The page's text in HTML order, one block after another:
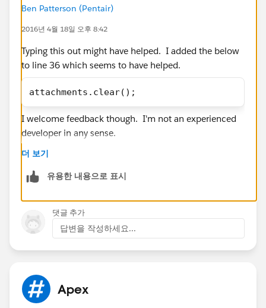
                attachments.add(attach);
            }
                mails.add(message);
        }
        Messaging.sendEmail(mails);
    }
Ben Patterson (Pentair)
2016년 4월 18일 오후 8:42
Typing this out might have helped. I added the below
to line 36 which seems to have helped.
attachments.clear();
I welcome feedback though. I'm not an experienced
developer in any sense.
더 보기
유용한 내용으로 표시
댓글 추가
답변을 작성하세요...
Apex